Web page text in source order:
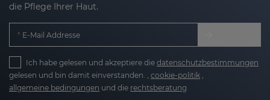
die Pflege Ihrer Haut.
E-Mail Addresse
Ich habe gelesen und akzeptiere die datenschutzbestimmungen
gelesen und bin damit einverstanden. , cookie-politik
allgemeine bedingungen und die rechtsberatung